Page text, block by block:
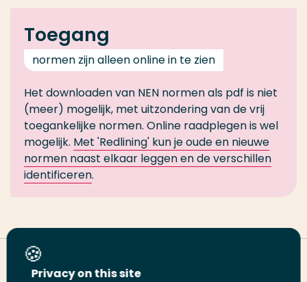
Toegang
normen zijn alleen online in te zien
Het downloaden van NEN normen als pdf is niet
(meer) mogelijk, met uitzondering van de vrij
toegankelijke normen. Online raadplegen is wel
mogelijk. Met 'Redlining' kun je oude en nieuwe
normen naast elkaar leggen en de verschillen
identificeren.
Deel deze pagina
Privacy on this site